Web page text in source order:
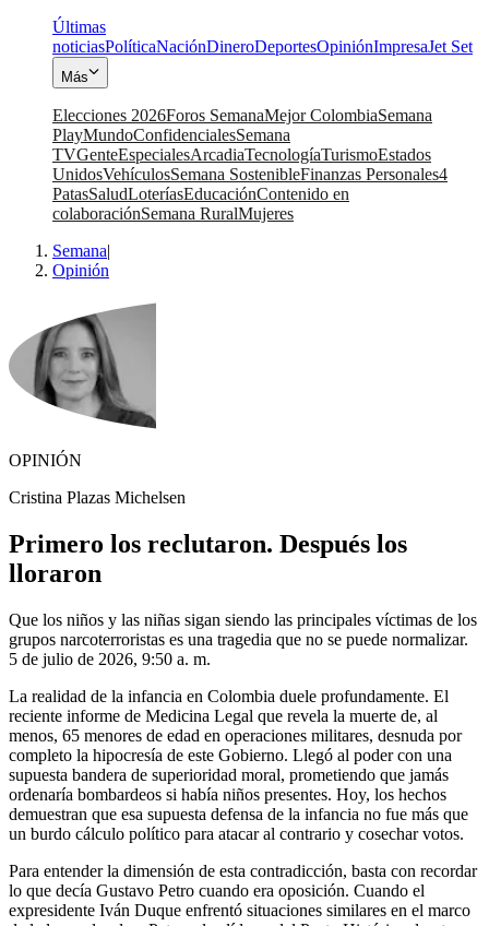
Últimas
noticiasPolíticaNaciónDineroDeportesOpiniónImpresaJet Set
Más
Elecciones 2026Foros SemanaMejor ColombiaSemana
PlayMundoConfidencialesSemana
TVGenteEspecialesArcadiaTecnologíaTurismoEstados
UnidosVehículosSemana SostenibleFinanzas Personales4
PatasSaludLoteríasEducaciónContenido en
colaboraciónSemana RuralMujeres
Semana|
Opinión
OPINIÓN
Cristina Plazas Michelsen
Primero los reclutaron. Después los
lloraron
Que los niños y las niñas sigan siendo las principales víctimas de los
grupos narcoterroristas es una tragedia que no se puede normalizar.
5 de julio de 2026, 9:50 a. m.
La realidad de la infancia en Colombia duele profundamente. El
reciente informe de Medicina Legal que revela la muerte de, al
menos, 65 menores de edad en operaciones militares, desnuda por
completo la hipocresía de este Gobierno. Llegó al poder con una
supuesta bandera de superioridad moral, prometiendo que jamás
ordenaría bombardeos si había niños presentes. Hoy, los hechos
demuestran que esa supuesta defensa de la infancia no fue más que
un burdo cálculo político para atacar al contrario y cosechar votos.
Para entender la dimensión de esta contradicción, basta con recordar
lo que decía Gustavo Petro cuando era oposición. Cuando el
expresidente Iván Duque enfrentó situaciones similares en el marco